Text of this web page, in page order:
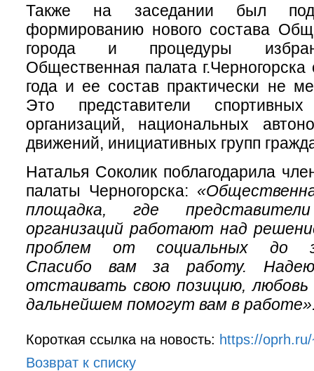
Также на заседании был
формированию нового состава
города и процедуры
Общественная палата
года и ее состав практически не
Это представители
организаций, национальных
движений, инициативных групп
Наталья Соколик поблагодарила
палаты Черногорска: «
площадка, где
организаций работают над
проблем от социальных до
Спасибо вам за работу.
отстаивать свою позицию, любовь
дальнейшем помогут вам в
Короткая ссылка на новость: https://
Возврат к списку